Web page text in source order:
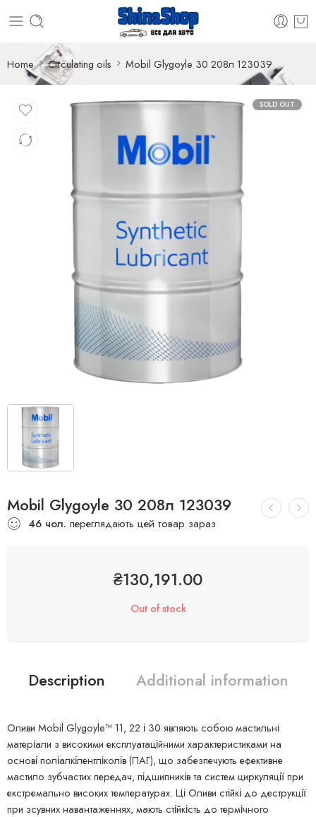
Home Circulating oils Mobil Glygoyle 30 208л 123039
SOLD OUT
Mobil Glygoyle 30 208л 123039
46 чол. переглядають цей товар зараз
₴130,191.00
Out of stock
Description Additional information
Оливи Mobil Glygoyle™ 11, 22 і 30 являють собою мастильні
матеріали з високими експлуатаційними характеристиками на
основі поліалкіленгліколів (ПАГ), що забезпечують ефективне
мастило зубчастих передач, підшипників та систем циркуляції при
екстремально високих температурах. Ці Оливи стійкі до деструкції
при зсувних навантаженнях, мають стійкість до термічного